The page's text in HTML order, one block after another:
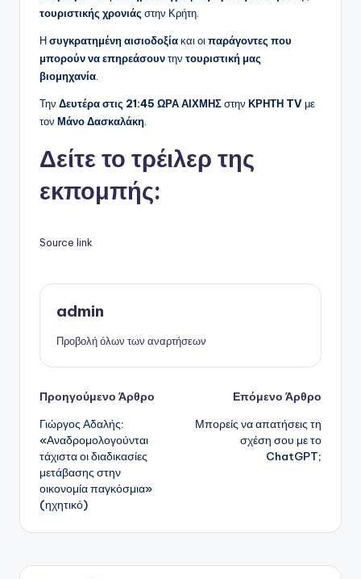
τουριστικής χρονιάς στην Κρήτη.
Ησυγκρατημένη αισιοδοξίακαι οι παράγοντες που
μπορούν να επηρεάσουντην τουριστική μας
βιομηχανία
Την Δευτέρα στις 21:45 ΩΡΑ ΑΙΧΜΗΣστην ΚΡΗΤΗ TVμε
τον Μάνο Δασκαλάκη
Δείτε το τρέιλερ της
εκπομπής:
Source link
admin
Προβολή όλων των αναρτήσεων
Πλοήγηση
δημοσιεύσεων
Προηγούμενο Άρθρο
Γιώργος Αδαλής:
«Αναδρομολογούνται
τάχιστα οι διαδικασίες
μετάβασης στην
οικονομία παγκόσμια»
(ηχητικό)
Επόμενο Άρθρο
Μπορείς να απατήσεις τη
σχέση σου με το
ChatGPT;